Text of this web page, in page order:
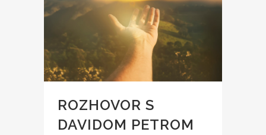
ROZHOVOR S
DAVIDOM PETROM